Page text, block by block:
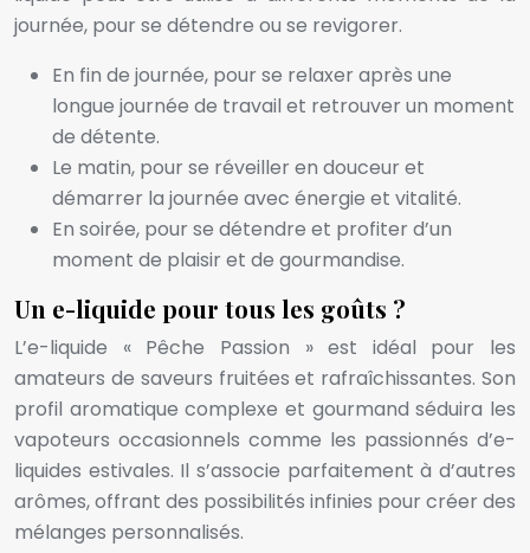
journée, pour se détendre ou se revigorer.
En fin de journée, pour se relaxer après une
longue journée de travail et retrouver un moment
de détente.
Le matin, pour se réveiller en douceur et
démarrer la journée avec énergie et vitalité.
En soirée, pour se détendre et profiter d’un
moment de plaisir et de gourmandise.
Un e-liquide pour tous les goûts ?
L’e-liquide « Pêche Passion » est idéal pour les
amateurs de saveurs fruitées et rafraîchissantes. Son
profil aromatique complexe et gourmand séduira les
vapoteurs occasionnels comme les passionnés d’e-
liquides estivales. Il s’associe parfaitement à d’autres
arômes, offrant des possibilités infinies pour créer des
mélanges personnalisés.